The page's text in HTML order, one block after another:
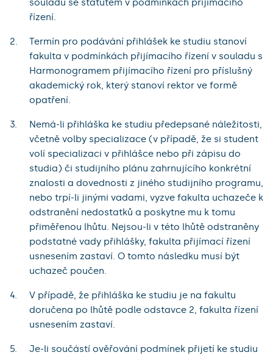
řízení.
Termín pro podávání přihlášek ke studiu stanoví
fakulta v podmínkách přijímacího řízení v souladu s
Harmonogramem přijímacího řízení pro příslušný
akademický rok, který stanoví rektor ve formě
opatření.
Nemá-li přihláška ke studiu předepsané náležitosti,
včetně volby specializace (v případě, že si student
volí specializaci v přihlášce nebo při zápisu do
studia) či studijního plánu zahrnujícího konkrétní
znalosti a dovednosti z jiného studijního programu,
nebo trpí-li jinými vadami, vyzve fakulta uchazeče k
odstranění nedostatků a poskytne mu k tomu
přiměřenou lhůtu. Nejsou-li v této lhůtě odstraněny
podstatné vady přihlášky, fakulta přijímací řízení
usnesením zastaví. O tomto následku musí být
uchazeč poučen.
V případě, že přihláška ke studiu je na fakultu
doručena po lhůtě podle odstavce 2, fakulta řízení
usnesením zastaví.
Je-li součástí ověřování podmínek přijetí ke studiu